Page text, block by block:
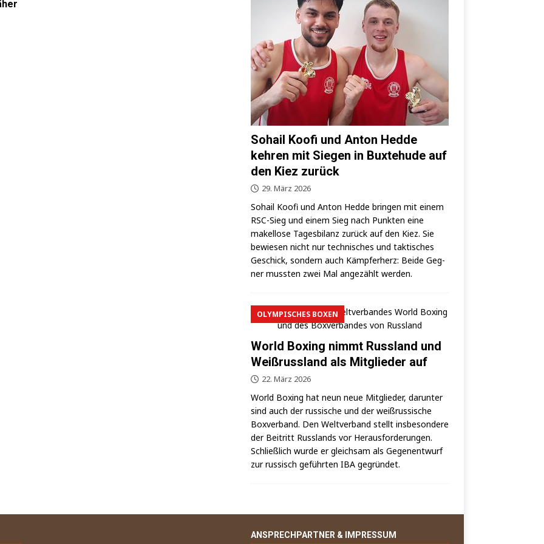
Sohail Koofi und Anton Hedde
kehren mit Siegen in Buxtehude auf
den Kiez zurück
29. März 2026
Sohail Koo­fi und Anton Hed­de brin­gen mit einem
RSC-Sieg und einem Sieg nach Punk­ten eine
makel­lo­se Tages­bi­lanz zurück auf den Kiez. Sie
bewie­sen nicht nur tech­ni­sches und tak­ti­sches
Geschick, son­dern auch Kämp­fer­herz: Bei­de Geg­
ner muss­ten zwei Mal ange­zählt werden.
OLYMPISCHES BOXEN
World Boxing nimmt Russland und
Weißrussland als Mitglieder auf
22. März 2026
World Boxing hat neun neue Mit­glie­der, dar­un­ter
sind auch der rus­si­sche und der weiß­rus­si­sche
Box­ver­band. Den Welt­ver­band stellt ins­be­son­de­re
der Bei­tritt Russ­lands vor Her­aus­for­de­run­gen.
Schließ­lich wur­de er gleich­sam als Gegen­ent­wurf
zur rus­sisch geführ­ten IBA gegründet.
ANSPRECHPARTNER & IMPRESSUM